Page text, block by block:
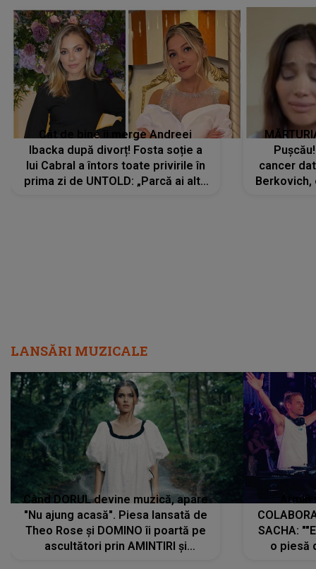
Cât de bine îi merge Andreei
Ibacka după divorț! Fosta soție a
lui Cabral a întors toate privirile în
prima zi de UNTOLD: „Parcă ai altă
cancer
Berkovich,
LANSĂRI MUZICALE
Când DORUL devine muzică, apare
"Nu ajung acasă". Piesa lansată de
Theo Rose și DOMINO îi poartă pe
ascultători prin AMINTIRI și
SACHA:
o piesă